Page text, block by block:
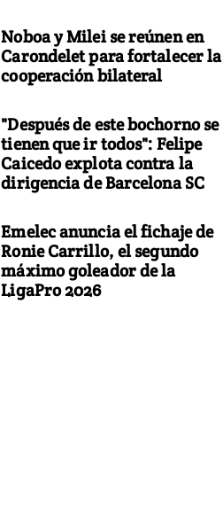
Noboa y Milei se reúnen en
Carondelet para fortalecer la
cooperación bilateral
"Después de este bochorno se
tienen que ir todos": Felipe
Caicedo explota contra la
dirigencia de Barcelona SC
Emelec anuncia el fichaje de
Ronie Carrillo, el segundo
máximo goleador de la
LigaPro 2026